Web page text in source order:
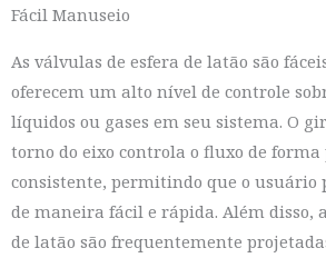
Fácil Manuseio
As válvulas de esfera de latão são
oferecem um alto nível de controle
líquidos ou gases em seu sistema. O
torno do eixo controla o fluxo de forma
consistente, permitindo que o usuário
de maneira fácil e rápida. Além disso,
de latão são frequentemente